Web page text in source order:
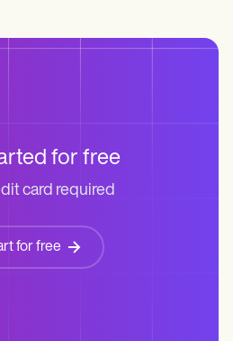
for free
card required
for free